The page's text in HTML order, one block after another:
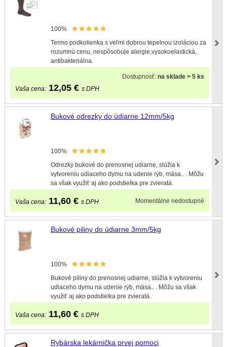
100%
Termo podkolienka s veľmi dobrou tepelnou izoláciou za
rozumnú cenu, nespôsobuje alergie,vysokoelastická,
antibakteriálna.
Dostupnosť:na sklade > 5 ks
Vaša cena: 12,05 € s DPH
Bukové odrezky do údiarne 12mm/5kg
100%
Odrezky bukové do prenosnej udiarne, slúžia k
vytvoreniu udiaceho dymu na udenie rýb, mäsa.. . Môžu
sa však využiť aj ako podstielka pre zvieratá.
Vaša cena: 11,60 € s DPH Momentálne nedostupné
Bukové piliny do údiarne 3mm/5kg
100%
Bukové piliny do prenosnej udiarne, slúžia k vytvoreniu
udiaceho dymu na udenie rýb, mäsa.. . Môžu sa však
využiť aj ako podstielka pre zvieratá.
Vaša cena: 11,60 € s DPH
Rybárska lekárnička prvej pomoci